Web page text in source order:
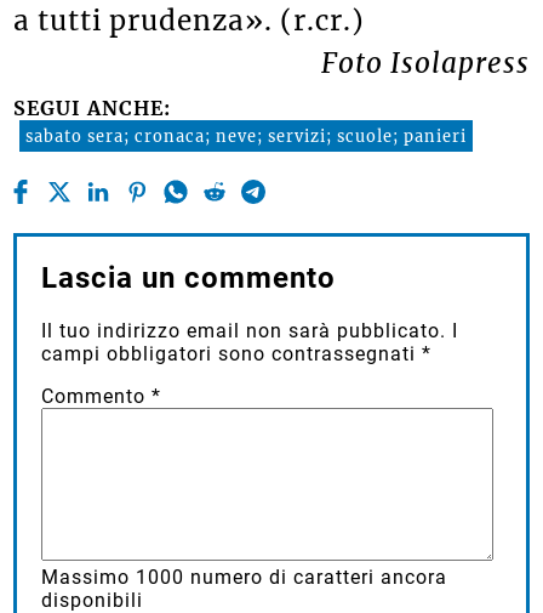
a tutti prudenza». (r.cr.)
Foto Isolapress
SEGUI ANCHE:
sabato sera; cronaca; neve; servizi; scuole; panieri
Lascia un commento
Il tuo indirizzo email non sarà pubblicato. I
campi obbligatori sono contrassegnati*
Commento*
Massimo 1000 numero di caratteri ancora
disponibili